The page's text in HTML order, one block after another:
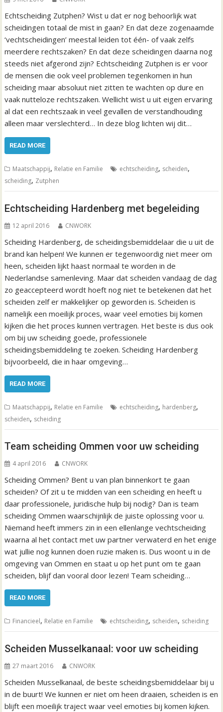
Echtscheiding Zutphen? Wist u dat er nog behoorlijk wat
scheidingen totaal de mist in gaan? En dat deze zogenaamde
‘vechtscheidingen’ meestal leiden tot één- of vaak zelfs
meerdere rechtszaken? En dat deze scheidingen daarna nog
steeds niet afgerond zijn? Echtscheiding Zutphen is er voor
de mensen die ook veel problemen tegenkomen in hun
scheiding maar absoluut niet zitten te wachten op dure en
vaak nutteloze rechtszaken. Wellicht wist u uit eigen ervaring
al dat een rechtszaak in veel gevallen de verstandhouding
alleen maar verslechterd… In deze blog lichten wij dit…
READ MORE
Maatschappij, Relatie en Familie echtscheiding, scheiden,
scheiding, Zutphen
Echtscheiding Hardenberg met begeleiding
12 april 2016 CNWORK
Scheiding Hardenberg, de scheidingsbemiddelaar die u uit de
brand kan helpen! We kunnen er tegenwoordig niet meer om
heen, scheiden lijkt haast normaal te worden in de
Nederlandse samenleving. Maar dat scheiden vandaag de dag
zo geaccepteerd wordt hoeft nog niet te betekenen dat het
scheiden zelf er makkelijker op geworden is. Scheiden is
namelijk een moeilijk proces, waar veel emoties bij komen
kijken die het proces kunnen vertragen. Het beste is dus ook
om bij uw scheiding goede, professionele
scheidingsbemiddeling te zoeken. Scheiding Hardenberg
bijvoorbeeld, die in haar omgeving…
READ MORE
Maatschappij, Relatie en Familie echtscheiding, hardenberg,
scheiden, scheiding
Team scheiding Ommen voor uw scheiding
4 april 2016 CNWORK
Scheiding Ommen? Bent u van plan binnenkort te gaan
scheiden? Of zit u te midden van een scheiding en heeft u
daar professionele, juridische hulp bij nodig? Dan is team
scheiding Ommen waarschijnlijk de juiste oplossing voor u.
Niemand heeft immers zin in een ellenlange vechtscheiding
waarna al het contact met uw partner verwaterd en het enige
wat jullie nog kunnen doen ruzie maken is. Dus woont u in de
omgeving van Ommen en staat u op het punt om te gaan
scheiden, blijf dan vooral door lezen! Team scheiding…
READ MORE
Financieel, Relatie en Familie echtscheiding, scheiden, scheiding
Scheiden Musselkanaal: voor uw scheiding
27 maart 2016 CNWORK
Scheiden Musselkanaal, de beste scheidingsbemiddelaar bij u
in de buurt! We kunnen er niet om heen draaien, scheiden is en
blijft een moeilijk traject waar veel emoties bij komen kijken.